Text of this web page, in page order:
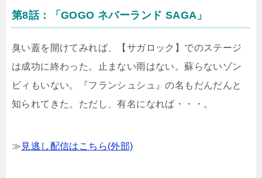
第8話：「GOGO ネバーランド SAGA」
臭い蓋を開けてみれば、【サガロック】でのステージ
は成功に終わった。止まない雨はない。蘇らないゾン
ビィもいない。『フランシュシュ』の名もだんだんと
知られてきた。ただし、有名になれば・・・。
≫ 見逃し配信はこちら(外部)